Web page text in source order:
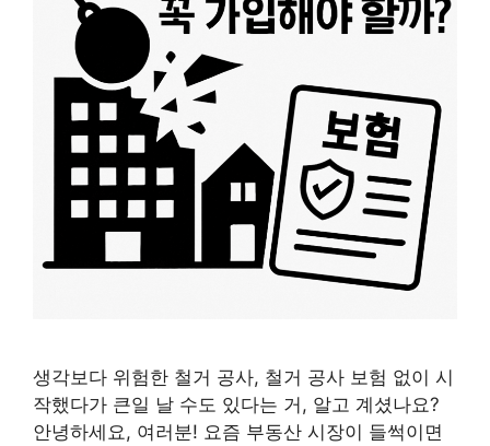
생각보다 위험한 철거 공사, 철거 공사 보험 없이 시
작했다가 큰일 날 수도 있다는 거, 알고 계셨나요?
안녕하세요, 여러분! 요즘 부동산 시장이 들썩이면